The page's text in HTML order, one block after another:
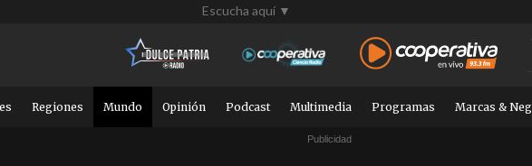
Escucha aquí ▼
Regiones Mundo Opinión Podcast Multimedia Programas Marcas &